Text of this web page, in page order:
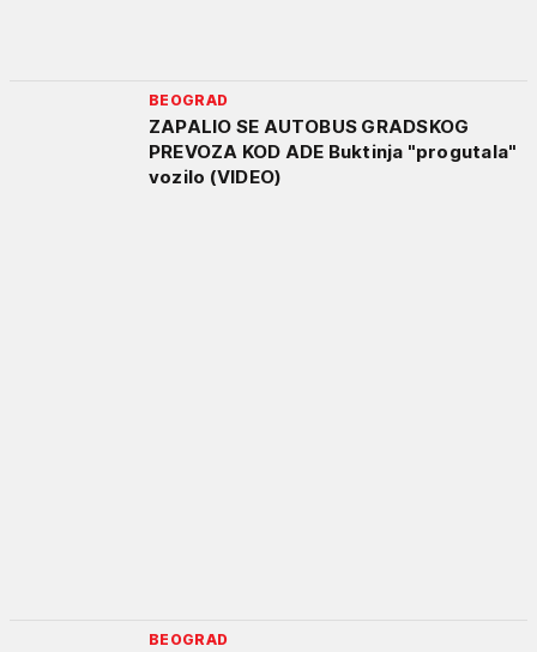
BEOGRAD
ZAPALIO SE AUTOBUS GRADSKOG
PREVOZA KOD ADE Buktinja "progutala"
vozilo (VIDEO)
BEOGRAD